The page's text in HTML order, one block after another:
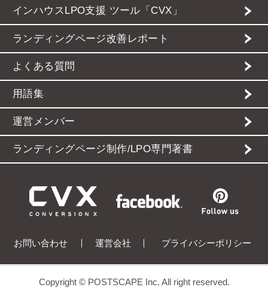
インハウスLPO支援 ツール「CVX」
ランディングページ改善レポート
よくある質問
用語集
運営メンバー
ランディングページ制作/LPO専門著書
お問い合わせ 運営会社 プライバシーポリシー
Copyright © POSTSCAPE Inc. All right reserved.